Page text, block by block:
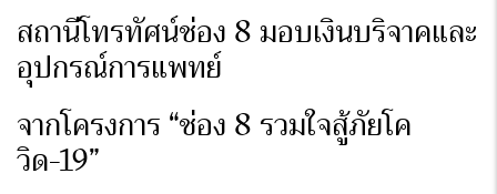
สถานีโทรทัศน์ช่อง 8 มอบเงินบริจาคและ
อุปกรณ์การแพทย์
จากโครงการ “ช่อง 8 รวมใจสู้ภัยโค
วิด-19”